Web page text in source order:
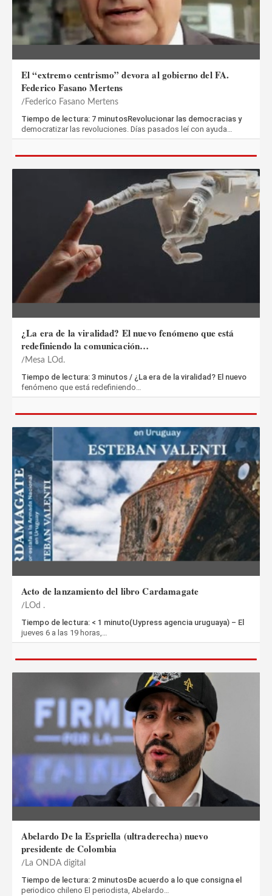
El “extremo centrismo” devora al gobierno del FA.
Federico Fasano Mertens
Federico Fasano Mertens
Tiempo de lectura: 7 minutosRevolucionar las democracias y
democratizar las revoluciones. Días pasados leí con ayuda…
¿La era de la viralidad? El nuevo fenómeno que está
redefiniendo la comunicación…
Mesa LOd.
Tiempo de lectura: 3 minutos / ¿La era de la viralidad? El nuevo
fenómeno que está redefiniendo…
Acto de lanzamiento del libro Cardamagate
LOd .
Tiempo de lectura: < 1 minuto(Uypress agencia uruguaya) – El
jueves 6 a las 19 horas,…
Abelardo De la Espriella (ultraderecha) nuevo
presidente de Colombia
La ONDA digital
Tiempo de lectura: 2 minutosDe acuerdo a lo que consigna el
periodico chileno El periodista, Abelardo…